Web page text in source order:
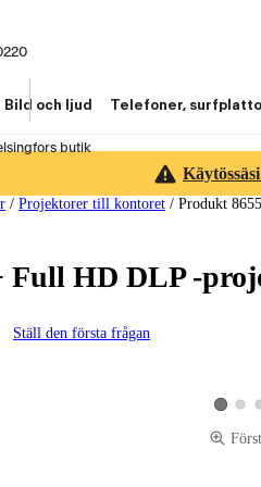
butik
Bild och ljud Telefoner,
/ Projektorer till kontoret / Produkt
Full HD DLP -
Ställ den första frågan
VisaVisa